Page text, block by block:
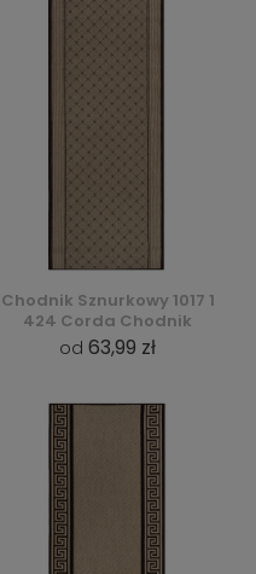
Chodnik Sznurkowy 1017 1
424 Corda Chodnik
od 63,99 zł